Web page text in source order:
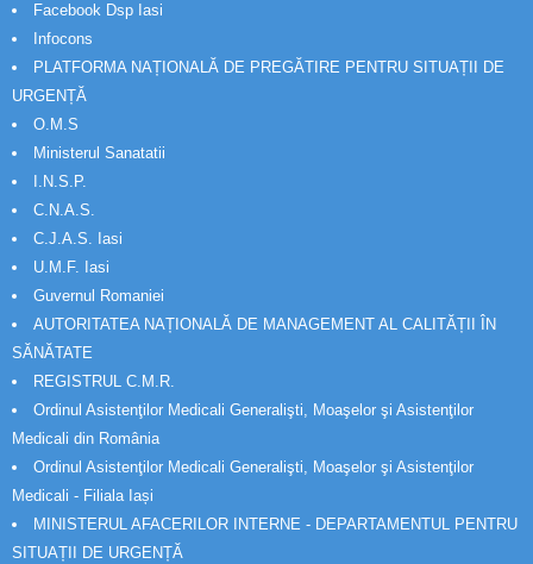
Facebook Dsp Iasi
Infocons
PLATFORMA NAȚIONALĂ DE PREGĂTIRE PENTRU SITUAȚII DE
URGENȚĂ
O.M.S
Ministerul Sanatatii
I.N.S.P.
C.N.A.S.
C.J.A.S. Iasi
U.M.F. Iasi
Guvernul Romaniei
AUTORITATEA NAȚIONALĂ DE MANAGEMENT AL CALITĂȚII ÎN
SĂNĂTATE
REGISTRUL C.M.R.
Ordinul Asistenţilor Medicali Generalişti, Moaşelor şi Asistenţilor
Medicali din România
Ordinul Asistenţilor Medicali Generalişti, Moaşelor şi Asistenţilor
Medicali - Filiala Iași
MINISTERUL AFACERILOR INTERNE - DEPARTAMENTUL PENTRU
SITUAȚII DE URGENȚĂ